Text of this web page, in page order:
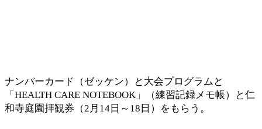
ナンバーカード（ゼッケン）と大会プログラムと
「HEALTH CARE NOTEBOOK」（練習記録メモ帳）と仁
和寺庭園拝観券（2月14日～18日）をもらう。